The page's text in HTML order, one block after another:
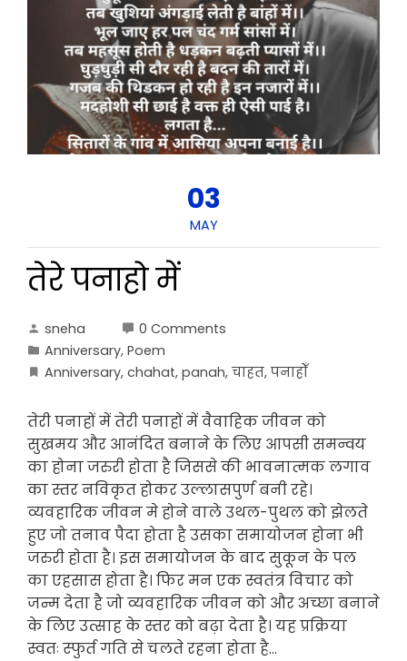
03
MAY
तेरे पनाहो में
sneha
0 Comments
Anniversary, Poem
Anniversary, chahat, panah, चाहत, पनाहोँ
तेरी पनाहों में तेरी पनाहों में वैवाहिक जीवन को
सुखमय और आनंदित बनाने के लिए आपसी समन्वय
का होना जरुरी होता है जिससे की भावनात्मक लगाव
का स्तर नविकृत होकर उल्लासपुर्ण बनी रहे।
व्यवहारिक जीवन मे होने वाले उथल-पुथल को झेलते
हुए जो तनाव पैदा होता है उसका समायोजन होना भी
जरुरी होता है। इस समायोजन के बाद सुकून के पल
का एहसास होता है। फिर मन एक स्वतंत्र विचार को
जन्म देता है जो व्यवहारिक जीवन को और अच्छा बनाने
के लिए उत्साह के स्तर को बढ़ा देता है। यह प्रक्रिया
स्वतः स्फुर्त गति से चलते रहना होता है…